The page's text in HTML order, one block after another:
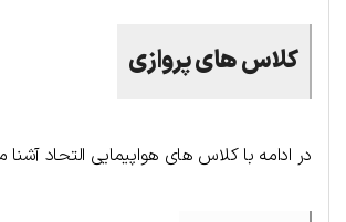
کلاس های پروازی
در ادامه با کلاس های هواپیمایی التحاد